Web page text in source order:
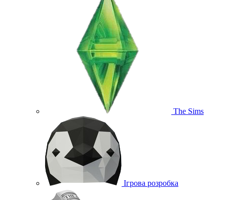
The Sims
Ігрова розробка